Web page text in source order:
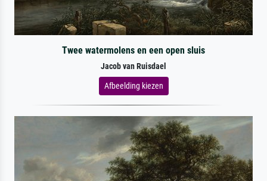
Twee watermolens en een open sluis
Jacob van Ruisdael
Afbeelding kiezen